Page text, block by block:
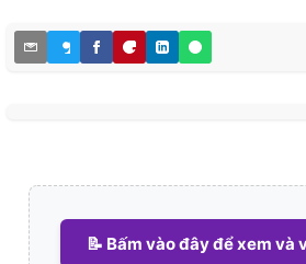
📝 Bấm vào đây để xem và